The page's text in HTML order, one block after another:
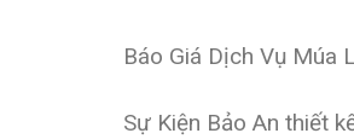
Báo Giá Dịch Vụ Múa
Sự Kiện Bảo An thiết